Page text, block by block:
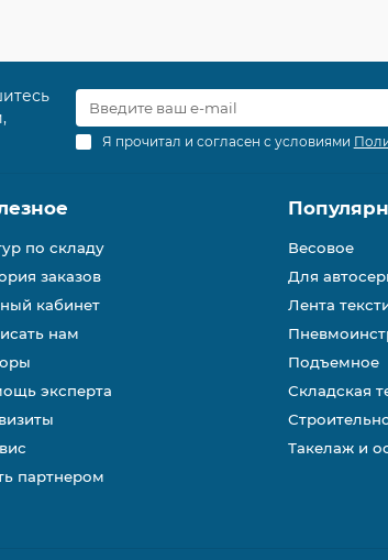
Я прочитал и согласен с условиями
по складу
заказов
кабинет
нам
эксперта
партнером
Весовое
Для
Лента
Подъемное
Складская
Такелаж и